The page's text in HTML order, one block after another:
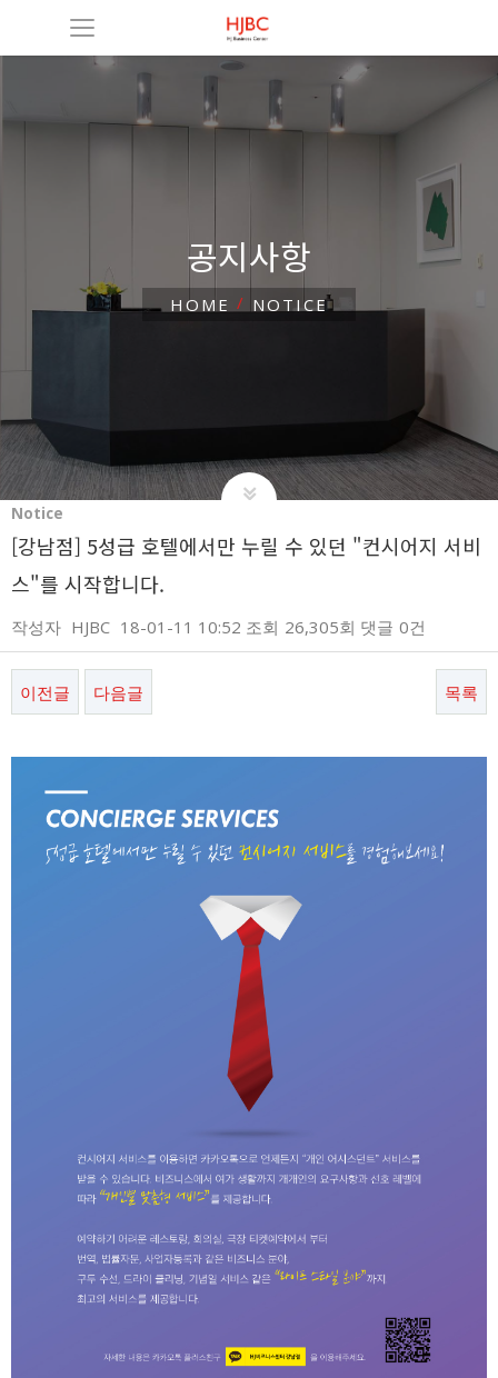
공지사항
HOME NOTICE
Notice
[강남점] 5성급 호텔에서만 누릴 수 있던 "컨시어지 서비
스"를 시작합니다.
작성자 HJBC 18-01-11 10:52 조회 26,305회 댓글 0건
이전글 다음글 목록
본문